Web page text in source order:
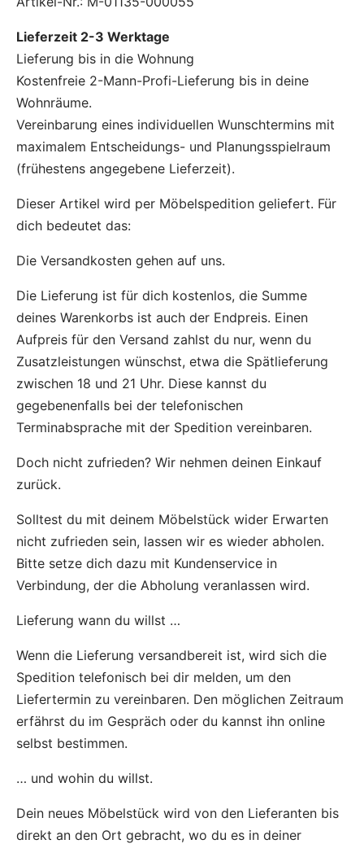
Lieferzeit 2-3 Werktage
Lieferung bis in die Wohnung
Kostenfreie 2-Mann-Profi-Lieferung bis in deine
Wohnräume.
Vereinbarung eines individuellen Wunschtermins mit
maximalem Entscheidungs- und Planungsspielraum
(frühestens angegebene Lieferzeit).
Dieser Artikel wird per Möbelspedition geliefert. Für
dich bedeutet das:
Die Versandkosten gehen auf uns.
Die Lieferung ist für dich kostenlos, die Summe
deines Warenkorbs ist auch der Endpreis. Einen
Aufpreis für den Versand zahlst du nur, wenn du
Zusatzleistungen wünschst, etwa die Spätlieferung
zwischen 18 und 21 Uhr. Diese kannst du
gegebenenfalls bei der telefonischen
Terminabsprache mit der Spedition vereinbaren.
Doch nicht zufrieden? Wir nehmen deinen Einkauf
zurück.
Solltest du mit deinem Möbelstück wider Erwarten
nicht zufrieden sein, lassen wir es wieder abholen.
Bitte setze dich dazu mit Kundenservice in
Verbindung, der die Abholung veranlassen wird.
Lieferung wann du willst …
Wenn die Lieferung versandbereit ist, wird sich die
Spedition telefonisch bei dir melden, um den
Liefertermin zu vereinbaren. Den möglichen Zeitraum
erfährst du im Gespräch oder du kannst ihn online
selbst bestimmen.
… und wohin du willst.
Dein neues Möbelstück wird von den Lieferanten bis
direkt an den Ort gebracht, wo du es in deiner